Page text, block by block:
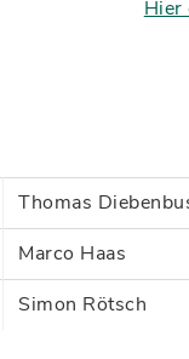
Hier
Thomas
Marco Haas
Simon Rötsch